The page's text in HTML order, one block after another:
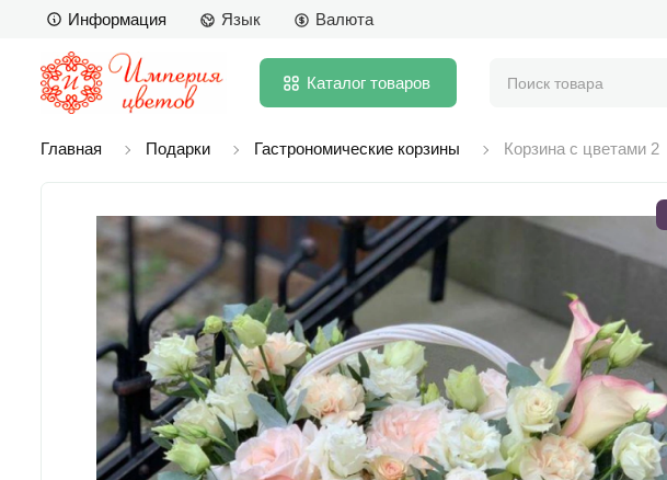
Информация Язык Валюта
Каталог товаров
Главная Подарки Гастрономические корзины Корзина с цветами 2